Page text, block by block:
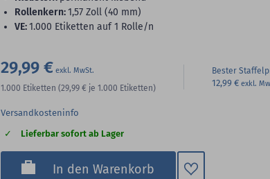
Rollenkern:1,57 Zoll (40 mm)
VE:1.000 Etiketten auf 1 Rolle/n
29,99 €
1.000 Etiketten (29,99 € je 1.000 Etiketten)
Bester
12,99 €
Versandkosteninfo
Lieferbar sofort ab Lager
In den Warenkorb